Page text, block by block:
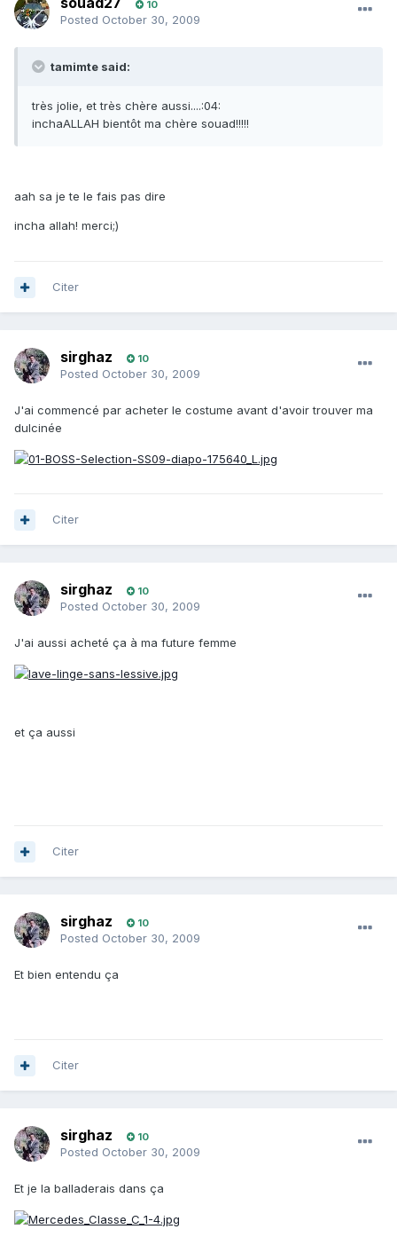
10
Posted October 30, 2009
tamimte said:
très jolie, et très chère aussi....:04:
inchaALLAH bientôt ma chère souad!!!!!
aah sa je te le fais pas dire
incha allah! merci;)
Citer
sirghaz 10
Posted October 30, 2009
J'ai commencé par acheter le costume avant d'avoir trouver ma
dulcinée
Citer
sirghaz 10
Posted October 30, 2009
J'ai aussi acheté ça à ma future femme
et ça aussi
Citer
sirghaz 10
Posted October 30, 2009
Et bien entendu ça
Citer
sirghaz 10
Posted October 30, 2009
Et je la balladerais dans ça